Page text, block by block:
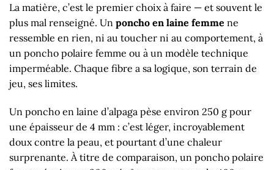
La matière, c’est le premier choix à faire — et souvent le
plus mal renseigné. Un poncho en laine femme ne
ressemble en rien, ni au toucher ni au comportement, à
un poncho polaire femme ou à un modèle technique
imperméable. Chaque fibre a sa logique, son terrain de
jeu, ses limites.
Un poncho en laine d’alpaga pèse environ 250 g pour
une épaisseur de 4 mm : c’est léger, incroyablement
doux contre la peau, et pourtant d’une chaleur
surprenante. À titre de comparaison, un poncho polaire